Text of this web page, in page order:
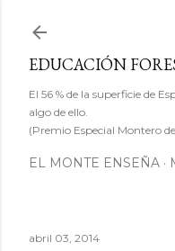
EDUCACIÓN
El 56 % de la superficie de
algo de ello.
(Premio Especial Montero
EL MONTE ENSEÑA
abril 03, 2014